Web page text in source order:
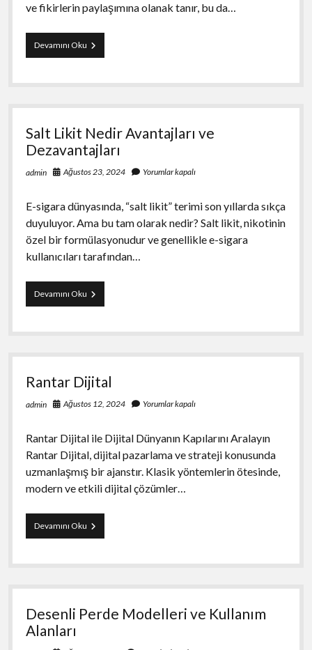
ve fikirlerin paylaşımına olanak tanır, bu da…
Devamını OkuSohbetlerle
İslam
Tanımak
Salt Likit Nedir Avantajları ve
Dezavantajları
admin Ağustos 23, 2024 Yorumlar kapalı
E-sigara dünyasında, “salt likit” terimi son yıllarda sıkça
duyuluyor. Ama bu tam olarak nedir? Salt likit, nikotinin
özel bir formülasyonudur ve genellikle e-sigara
kullanıcıları tarafından…
Devamını OkuSalt
Likit
Avantajları
Dezavantajları
Rantar Dijital
admin Ağustos 12, 2024 Yorumlar kapalı
Rantar Dijital ile Dijital Dünyanın Kapılarını Aralayın
Rantar Dijital, dijital pazarlama ve strateji konusunda
uzmanlaşmış bir ajanstır. Klasik yöntemlerin ötesinde,
modern ve etkili dijital çözümler…
Devamını OkuRantar
Dijital
Desenli Perde Modelleri ve Kullanım
Alanları